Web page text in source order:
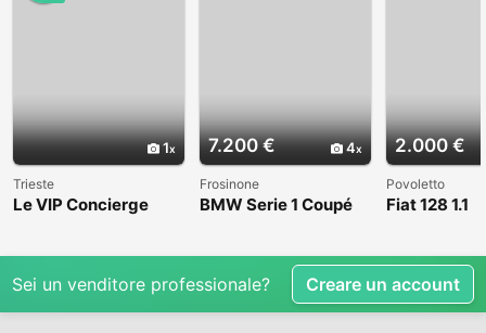
1
Trieste
Le VIP Concierge
7.200 € 4
Frosinone
BMW Serie 1 Coupé
2.000 €
Povoletto
Fiat 128 1.1
Sei un venditore professionale? Creare un account